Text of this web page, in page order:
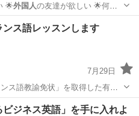
🌟外国人の友達が欲しい 🌟何か
英語/基礎英語
ス語レッスンします
7月29日
ス語教諭免状」を取得した有
ス語 レッスン
ジネス英語」を手に入れよ